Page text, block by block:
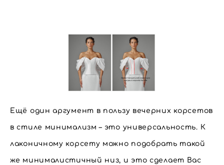
Ещё один аргумент в пользу вечерних корсетов
в стиле минимализм – это универсальность. К
лаконичному корсету можно подобрать такой
же минималистичный низ, и это сделает Вас